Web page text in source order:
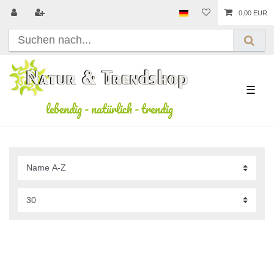
0,00 EUR
lebendig-natürlich-trendig
☰